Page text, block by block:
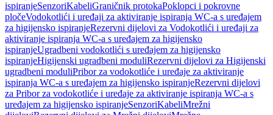
ispiranjeSenzoriKabeliGraničnik protokaPoklopci i pokrovne
pločeVodokotlići i uređaji za aktiviranje ispiranja WC-a s uređajem
za higijensko ispiranjeRezervni dijelovi za Vodokotlići i uređaji za
aktiviranje ispiranja WC-a s uređajem za higijensko
ispiranjeUgradbeni vodokotlići s uređajem za higijensko
ispiranjeHigijenski ugradbeni moduliRezervni dijelovi za Higijenski
ugradbeni moduliPribor za vodokotliće i uređaje za aktiviranje
ispiranja WC-a s uređajem za higijensko ispiranjeRezervni dijelovi
za Pribor za vodokotliće i uređaje za aktiviranje ispiranja WC-a s
uređajem za higijensko ispiranjeSenzoriKabeliMrežni